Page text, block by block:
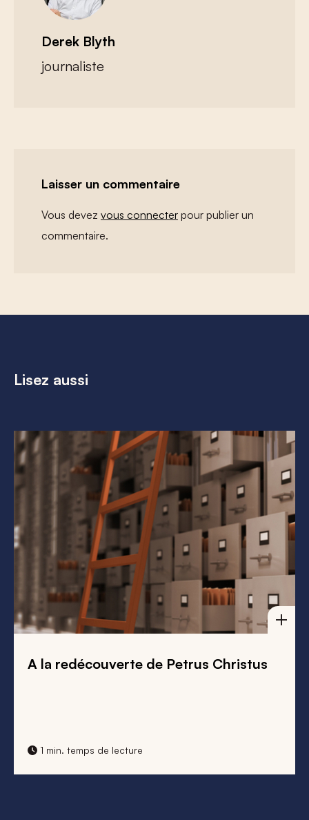
Derek Blyth
journaliste
Laisser un commentaire
Vous devez vous connecter pour publier un
commentaire.
Lisez aussi
A la redécouverte de Petrus Christus
1 min. temps de lecture